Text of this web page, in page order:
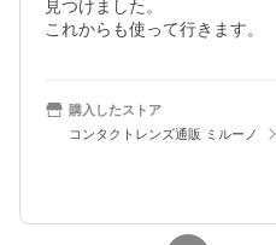
見つけました。
これからも使って行きます。
購入したストア
コンタクトレンズ通販 ミルーノ